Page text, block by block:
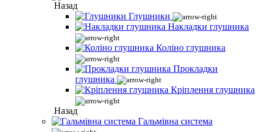
Назад
Глушники
Накладки глушника
Коліно глушника
Прокладки
глушника
Кріплення глушника
Назад
Гальмівна система